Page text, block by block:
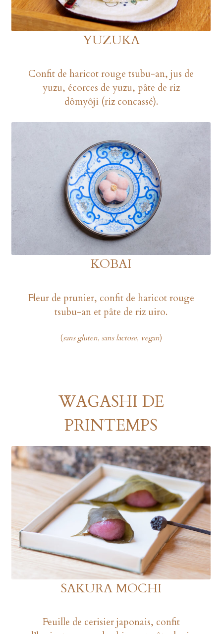
YUZUKA
Confit de haricot rouge tsubu-an, jus de
yuzu, écorces de yuzu, pâte de riz
dômyôji (riz concassé).
KOBAI
Fleur de prunier, confit de haricot rouge
tsubu-an et pâte de riz uiro.
(sans gluten, sans lactose, vegan)
WAGASHI DE
PRINTEMPS
SAKURA MOCHI
Feuille de cerisier japonais, confit